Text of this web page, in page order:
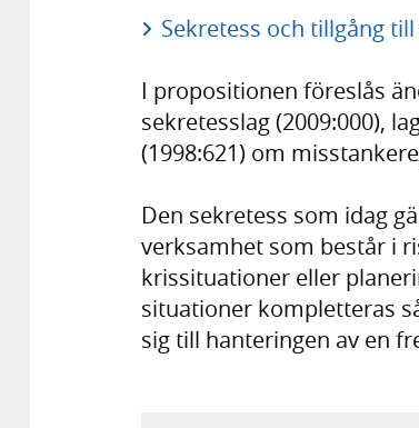
Sekretess och tillgång
I propositionen föreslås
sekretesslag (2009:000),
(1998:621) om
Den sekretess som idag
verksamhet som består i
krissituationer eller
situationer kompletteras
sig till hanteringen av en